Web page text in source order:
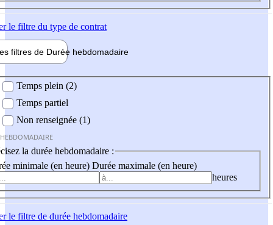
le filtre du type de contrat
filtres de Durée hebdomadaire
Temps plein (2)
Temps partiel
Non renseignée (1)
la durée hebdomadaire :
minimale (en heure) Durée maximale (en heure)
heures
le filtre de durée hebdomadaire